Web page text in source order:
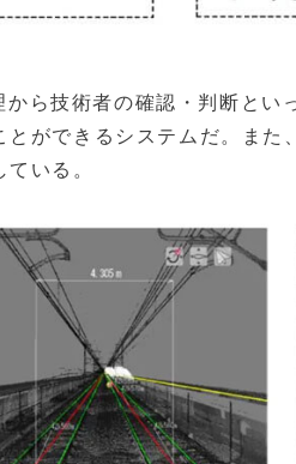
から技術者の確認・判断と
ができるシステムだ。また
いる。